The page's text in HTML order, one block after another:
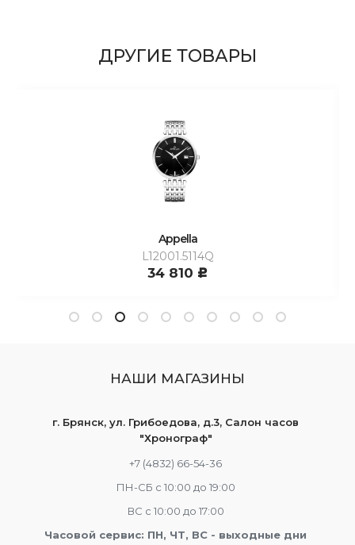
ДРУГИЕ ТОВАРЫ
Appella
L12001.5114Q
34 810 c
НАШИ МАГАЗИНЫ
г. Брянск, ул. Грибоедова, д.3, Салон часов
"Хронограф"
+7 (4832) 66-54-36
ПН-СБ с 10:00 до 19:00
ВС с 10:00 до 17:00
Часовой сервис: ПН, ЧТ, ВС - выходные дни